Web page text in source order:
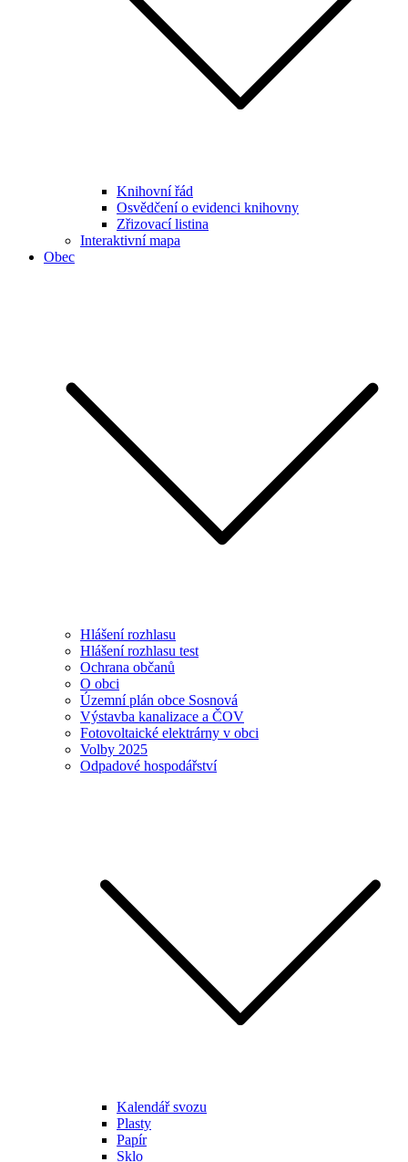
Knihovní řád
Osvědčení o evidenci knihovny
Zřizovací listina
Interaktivní mapa
Obec
Hlášení rozhlasu
Hlášení rozhlasu test
Ochrana občanů
O obci
Územní plán obce Sosnová
Výstavba kanalizace a ČOV
Fotovoltaické elektrárny v obci
Volby 2025
Odpadové hospodářství
Kalendář svozu
Plasty
Papír
Sklo